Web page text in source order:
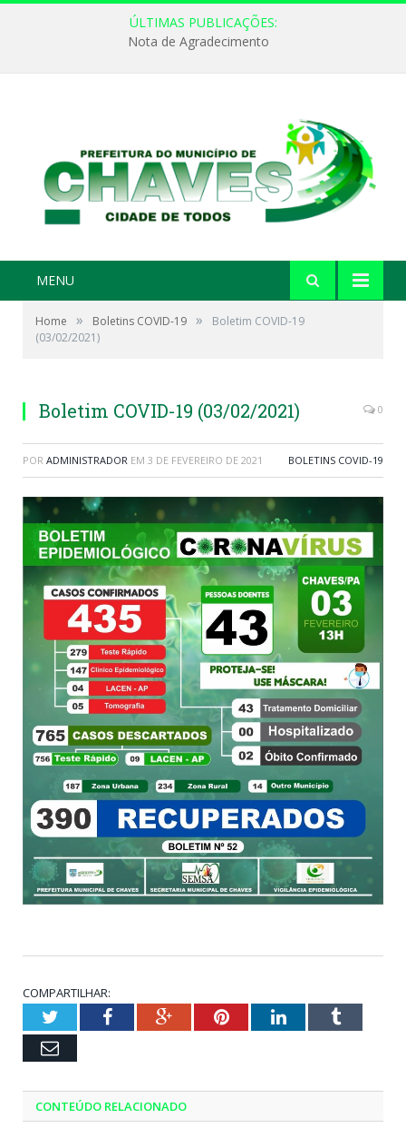
ÚLTIMAS PUBLICAÇÕES:
Nota de Agradecimento
MENU
Home » Boletins COVID-19 »
Boletim COVID-19
(03/02/2021)
Boletim COVID-19 (03/02/2021) 0
POR ADMINISTRADOR EM 3 DE FEVEREIRO DE 2021 BOLETINS COVID-19
COMPARTILHAR:
TwitterFacebookGoogle+PinterestLinkedInTumblr
Email
CONTEÚDO RELACIONADO